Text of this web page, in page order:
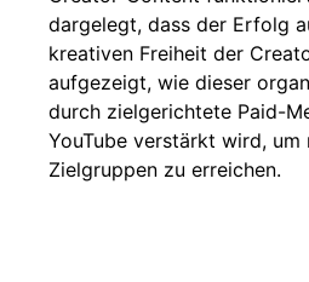
dargelegt, dass der Erfolg
kreativen Freiheit der
aufgezeigt, wie dieser
durch zielgerichtete Paid-
YouTube verstärkt wird, um
Zielgruppen zu erreichen.